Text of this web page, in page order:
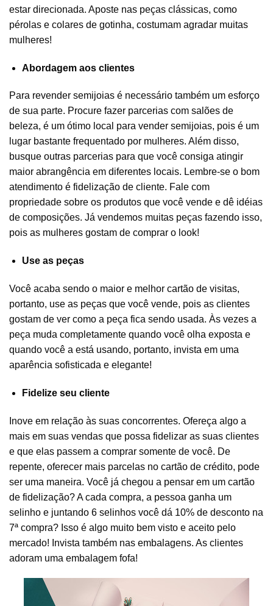
estar direcionada. Aposte nas peças clássicas, como
pérolas e colares de gotinha, costumam agradar muitas
mulheres!
Abordagem aos clientes
Para revender semijoias é necessário também um esforço
de sua parte. Procure fazer parcerias com salões de
beleza, é um ótimo local para vender semijoias, pois é um
lugar bastante frequentado por mulheres. Além disso,
busque outras parcerias para que você consiga atingir
maior abrangência em diferentes locais. Lembre-se o bom
atendimento é fidelização de cliente. Fale com
propriedade sobre os produtos que você vende e dê idéias
de composições. Já vendemos muitas peças fazendo isso,
pois as mulheres gostam de comprar o look!
Use as peças
Você acaba sendo o maior e melhor cartão de visitas,
portanto, use as peças que você vende, pois as clientes
gostam de ver como a peça fica sendo usada. Às vezes a
peça muda completamente quando você olha exposta e
quando você a está usando, portanto, invista em uma
aparência sofisticada e elegante!
Fidelize seu cliente
Inove em relação às suas concorrentes. Ofereça algo a
mais em suas vendas que possa fidelizar as suas clientes
e que elas passem a comprar somente de você. De
repente, oferecer mais parcelas no cartão de crédito, pode
ser uma maneira. Você já chegou a pensar em um cartão
de fidelização? A cada compra, a pessoa ganha um
selinho e juntando 6 selinhos você dá 10% de desconto na
7ª compra? Isso é algo muito bem visto e aceito pelo
mercado! Invista também nas embalagens. As clientes
adoram uma embalagem fofa!